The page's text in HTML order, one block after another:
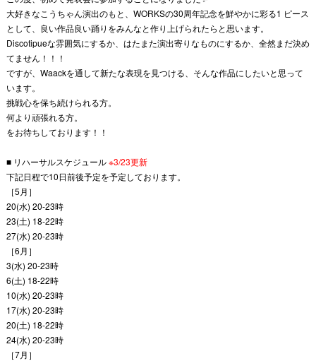
大好きなこうちゃん演出のもと、WORKSの30周年記念を鮮やかに彩る1 ピース
として、良い作品良い踊りをみんなと作り上げられたらと思います。
Discotipueな雰囲気にするか、はたまた演出寄りなものにするか、全然まだ決め
てません！！！
ですが、Waackを通して新たな表現を見つける、そんな作品にしたいと思って
います。
挑戦心を保ち続けられる方。
何より頑張れる方。
をお待ちしております！！
■ リハーサルスケジュール※3/23更新
下記日程で10日前後予定を予定しております。
［5月］
20(水) 20-23時
23(土) 18-22時
27(水) 20-23時
［6月］
3(水) 20-23時
6(土) 18-22時
10(水) 20-23時
17(水) 20-23時
20(土) 18-22時
24(水) 20-23時
［7月］